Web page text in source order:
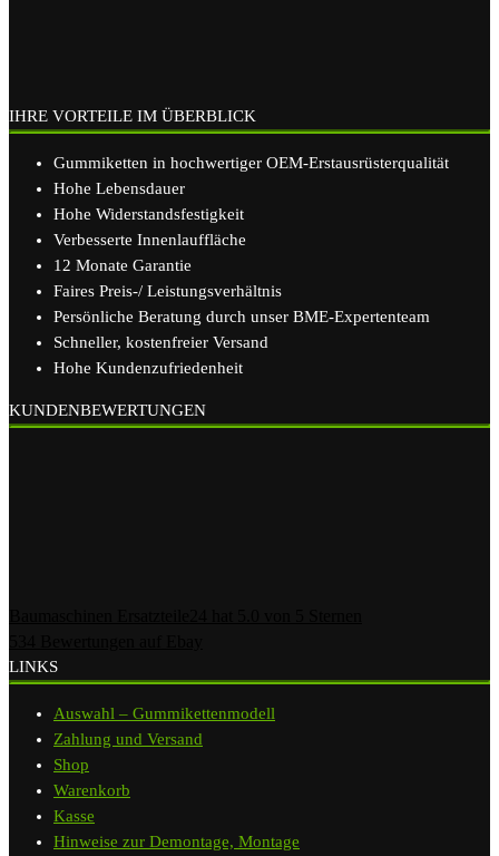
IHRE VORTEILE IM ÜBERBLICK
Gummiketten in hochwertiger OEM-Erstausrüsterqualität
Hohe Lebensdauer
Hohe Widerstandsfestigkeit
Verbesserte Innenlauffläche
12 Monate Garantie
Faires Preis-/ Leistungsverhältnis
Persönliche Beratung durch unser BME-Expertenteam
Schneller, kostenfreier Versand
Hohe Kundenzufriedenheit
KUNDENBEWERTUNGEN
LINKS
Auswahl – Gummikettenmodell
Zahlung und Versand
Shop
Warenkorb
Kasse
Hinweise zur Demontage, Montage